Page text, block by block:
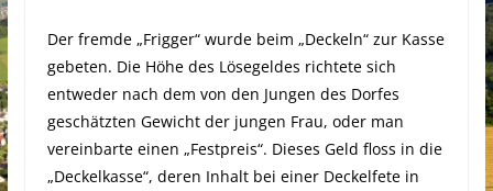
Der fremde „Frigger“ wurde beim „Deckeln“ zur Kasse
gebeten. Die Höhe des Lösegeldes richtete sich
entweder nach dem von den Jungen des Dorfes
geschätzten Gewicht der jungen Frau, oder man
vereinbarte einen „Festpreis“. Dieses Geld floss in die
„Deckelkasse“, deren Inhalt bei einer Deckelfete in